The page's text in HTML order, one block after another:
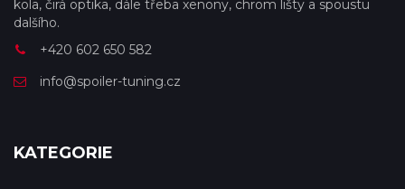
kola, čirá optika, dále třeba xenony, chrom lišty a spoustu
dalšího.
+420 602 650 582
info@spoiler-tuning.cz
KATEGORIE